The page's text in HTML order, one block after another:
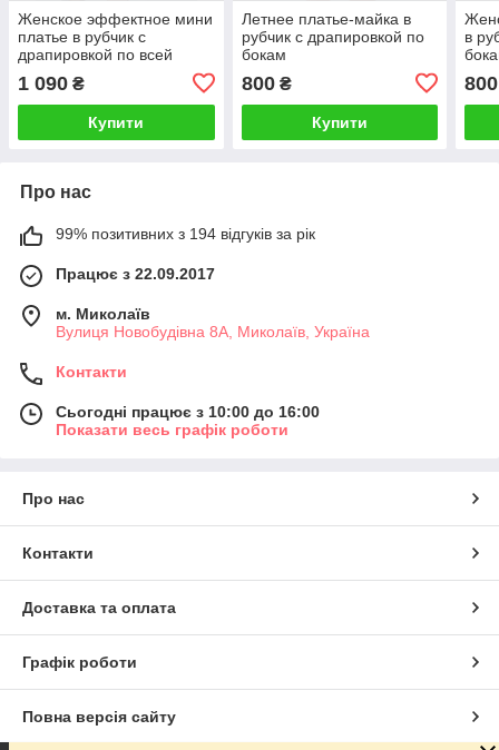
Женское эффектное мини
платье в рубчик с
драпировкой по всей
1 090 ₴
Купити
Летнее платье-майка в
рубчик с драпировкой по
бокам
800₴
Купити
в
800
Про нас
99% позитивних з 194 відгуків за рік
Працює з 22.09.2017
м. Миколаїв
Вулиця Новобудівна 8А, Миколаїв, Україна
Контакти
Сьогодні працює з 10:00 до 16:00
Показати весь графік роботи
Про нас
Контакти
Доставка та оплата
Графік роботи
Повна версія сайту